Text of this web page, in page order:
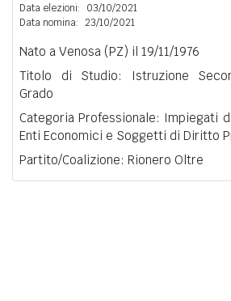
Data elezioni:
03/10/2021
Data nomina: 23/10/2021
Nato a Venosa (PZ) il 19/11/1976
Titolo di Studio: Istruzione
Grado
Categoria Professionale: Impiegati
Enti Economici e Soggetti di Diritto
Partito/Coalizione: Rionero Oltre